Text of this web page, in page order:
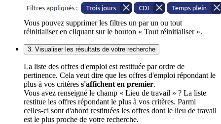
Vous pouvez supprimer les filtres un par un ou tout
réinitialiser en cliquant sur le bouton « Tout réinitialiser ».
3. Visualiser les résultats de votre recherche
La liste des offres d'emploi est restituée par ordre de
pertinence. Cela veut dire que les offres d'emploi répondant le
plus à vos critères s'affichent en premier.
Vous avez renseigné le champ « Lieu de travail » ? La liste
restitue les offres répondant le plus à vos critères. Parmi
celles-ci sont d'abord restituées les offres dont le lieu de travail
est le plus proche de votre recherche.